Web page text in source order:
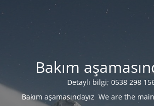
Bakım
Detaylı bilgi; 0538 298
Bakım aşamasındayız We are the